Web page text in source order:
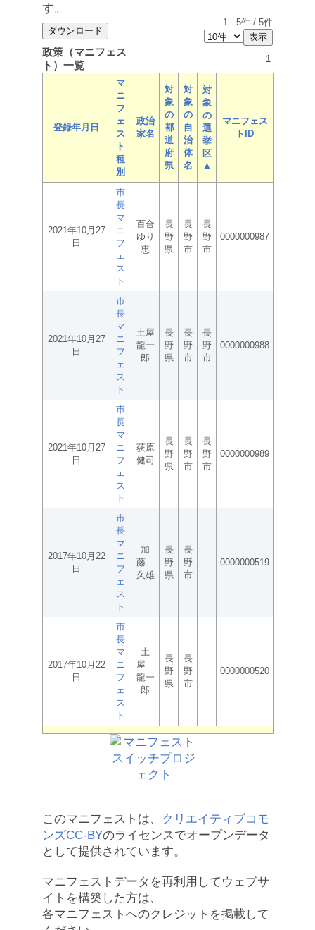
す。
1 - 5件 / 5件
政策（マニフェス
ト）一覧
1
登録年月日
マ
ニ
フ
ェ
ス
ト
種
別
政治
家名
対
象
の
都
道
府
県
対
象
の
自
治
体
名
対
象
の
選
挙
区
▲
マニフェス
トID
2021年10月27
日
市
長
マ
ニ
フ
ェ
ス
ト
百合
ゆり
恵
長
野
県
長
野
市
長
野
市
0000000987
2021年10月27
日
市
長
マ
ニ
フ
ェ
ス
ト
土屋
龍一
郎
長
野
県
長
野
市
長
野
市
0000000988
2021年10月27
日
市
長
マ
ニ
フ
ェ
ス
ト
荻原
健司
長
野
県
長
野
市
長
野
市
0000000989
2017年10月22
日
市
長
マ
ニ
フ
ェ
ス
ト
加
藤
久雄
長
野
県
長
野
市
0000000519
2017年10月22
日
市
長
マ
ニ
フ
ェ
ス
ト
土
屋
龍一
郎
長
野
県
長
野
市
0000000520
このマニフェストは、
クリエイティブコモ
ンズCC-BYのライセンスでオープンデータ
として提供されています。
マニフェストデータを再利用してウェブサ
イトを構築した方は、
各マニフェストへのクレジットを掲載して